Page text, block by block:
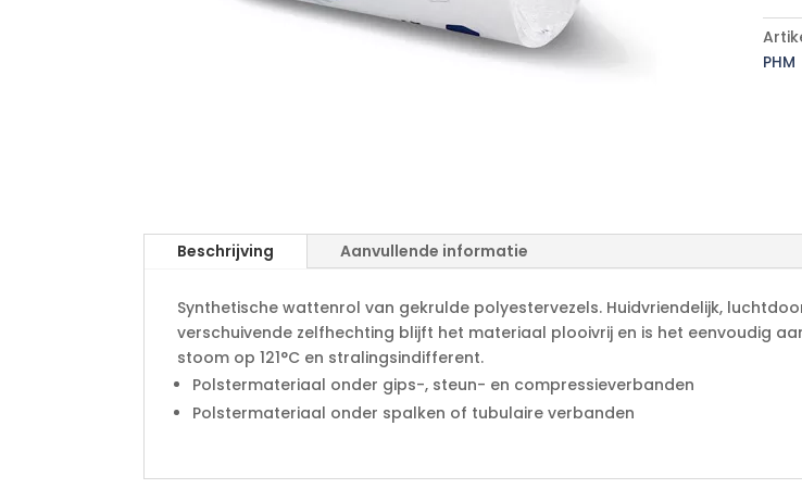
l
t
e
:
PHM
Beschrijving Aanvullende informatie
Synthetische wattenrol van gekrulde polyestervezels. Huidvriendelijk,
verschuivende zelfhechting blijft het materiaal plooivrij en is het eenvoudig
stoom op 121°C en stralingsindifferent.
Polstermateriaal onder gips-, steun- en compressieverbanden
Polstermateriaal onder spalken of tubulaire verbanden